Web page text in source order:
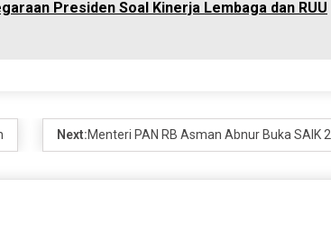
Presiden Soal Kinerja Lembaga dan RUU
Next:Menteri PAN RB Asman Abnur Buka SAIK